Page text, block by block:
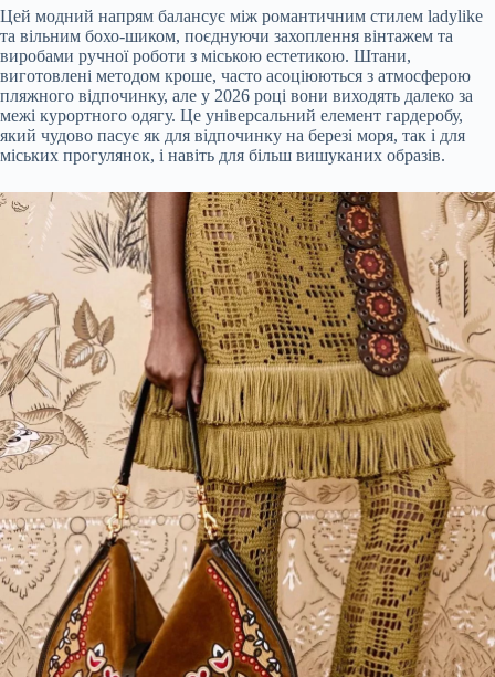
Цей модний напрям балансує між романтичним стилем ladylike
та вільним бохо-шиком, поєднуючи захоплення вінтажем та
виробами ручної роботи з міською естетикою. Штани,
виготовлені методом кроше, часто асоціюються з атмосферою
пляжного відпочинку, але у 2026 році вони виходять далеко за
межі курортного одягу. Це універсальний елемент гардеробу,
який чудово пасує як для відпочинку на березі моря, так і для
міських прогулянок, і навіть для більш вишуканих образів.